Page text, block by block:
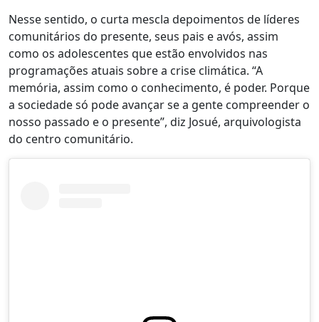
Nesse sentido, o curta mescla depoimentos de líderes
comunitários do presente, seus pais e avós, assim
como os adolescentes que estão envolvidos nas
programações atuais sobre a crise climática. “A
memória, assim como o conhecimento, é poder. Porque
a sociedade só pode avançar se a gente compreender o
nosso passado e o presente”, diz Josué, arquivologista
do centro comunitário.